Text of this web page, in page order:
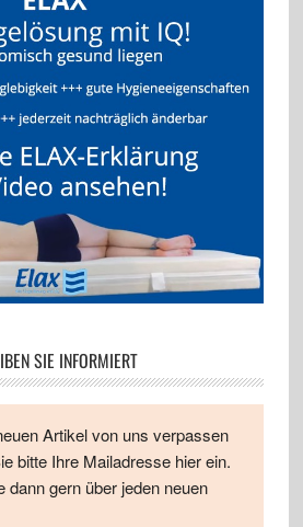
SIE INFORMIERT
Artikel von uns verpassen
bitte Ihre Mailadresse hier ein.
dann gern über jeden neuen